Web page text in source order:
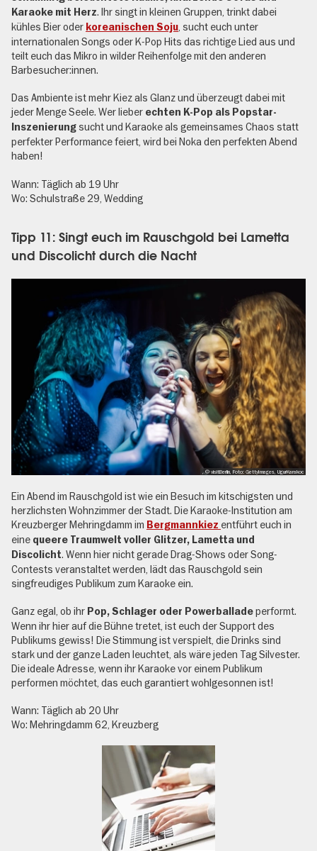
Karaoke mit Herz. Ihr singt in kleinen Gruppen, trinkt dabei
kühles Bier oder koreanischen Soju, sucht euch unter
internationalen Songs oder K-Pop Hits das richtige Lied aus und
teilt euch das Mikro in wilder Reihenfolge mit den anderen
Barbesucher:innen.
Das Ambiente ist mehr Kiez als Glanz und überzeugt dabei mit
jeder Menge Seele. Wer lieber echten K-Pop als Popstar-
Inszenierung sucht und Karaoke als gemeinsames Chaos statt
perfekter Performance feiert, wird bei Noka den perfekten Abend
haben!
Wann: Täglich ab 19 Uhr
Wo: Schulstraße 29, Wedding
Tipp 11: Singt euch im Rauschgold bei Lametta
und Discolicht durch die Nacht
, © visitBerlin, Foto: GettyImages, UgurKarakoc
Ein Abend im Rauschgold ist wie ein Besuch im kitschigsten und
herzlichsten Wohnzimmer der Stadt. Die Karaoke-Institution am
Kreuzberger Mehringdamm im Bergmannkiez entführt euch in
eine queere Traumwelt voller Glitzer, Lametta und
Discolicht. Wenn hier nicht gerade Drag-Shows oder Song-
Contests veranstaltet werden, lädt das Rauschgold sein
singfreudiges Publikum zum Karaoke ein.
Ganz egal, ob ihr Pop, Schlager oder Powerballadeperformt.
Wenn ihr hier auf die Bühne tretet, ist euch der Support des
Publikums gewiss! Die Stimmung ist verspielt, die Drinks sind
stark und der ganze Laden leuchtet, als wäre jeden Tag Silvester.
Die ideale Adresse, wenn ihr Karaoke vor einem Publikum
performen möchtet, das euch garantiert wohlgesonnen ist!
Wann: Täglich ab 20 Uhr
Wo: Mehringdamm 62, Kreuzberg